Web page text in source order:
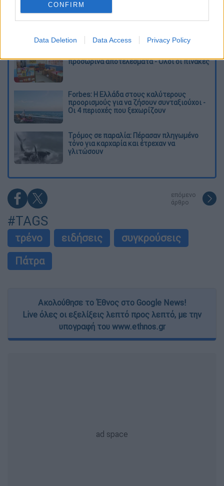
CONFIRM
Data Deletion Data Access Privacy Policy
Τραγωδία στην Κολομβία μετά τον σεισμό
των 7,4 Ρίχτερ: Δεκάδες νεκροί, αγωνία για
προσωρινά αποτελέσματα - Όλοι οι πίνακες
Forbes: Η Ελλάδα στους καλύτερους
προορισμούς για να ζήσουν συνταξιούχοι -
Οι 4 περιοχές που ξεχωρίζουν
Τρόμος σε παραλία: Πέρασαν πληγωμένο
τόνο για καρχαρία και έτρεχαν να
γλιτώσουν
επόμενο
άρθρο
#TAGS
τρένο ειδήσεις
συγκρούσεις
Πάτρα
Ακολούθησε το Έθνος στο Google News!
Live όλες οι εξελίξεις λεπτό προς λεπτό, με την
υπογραφή του www.ethnos.gr